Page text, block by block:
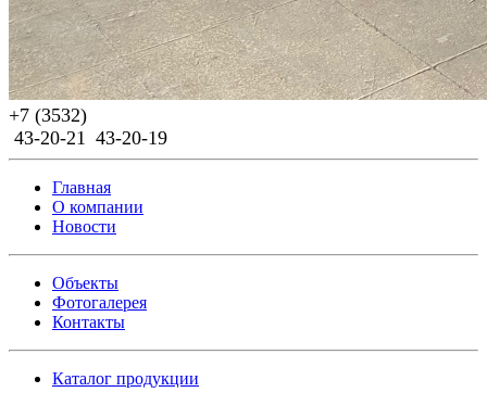
Previous
Next
+7 (3532)
43-20-21 43-20-19
Главная
О компании
Новости
Объекты
Фотогалерея
Контакты
Каталог продукции